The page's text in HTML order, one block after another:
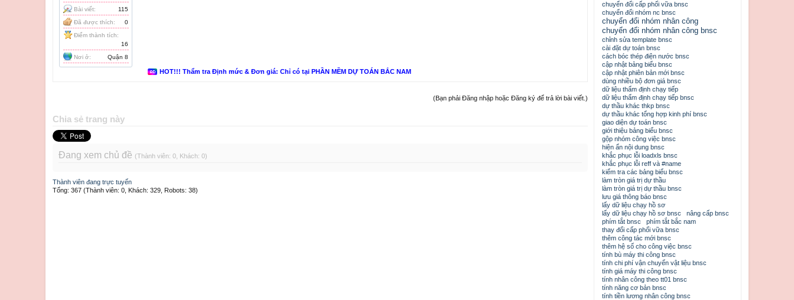
Bài viết:
115
Đã được thích:
0
Điểm thành tích:
16
Nơi ở:
Quận 8
HOT!!! Thẩm tra Định mức & Đơn giá: Chỉ có tại PHẦN MỀM DỰ TOÁN BẮC NAM
(Bạn phải Đăng nhập hoặc Đăng ký để trả lời bài viết.)
Chia sẻ trang này
Đang xem chủ đề (Thành viên: 0, Khách: 0)
Thành viên đang trực tuyến
Tổng: 367 (Thành viên: 0, Khách: 329, Robots: 38)
chuyển đổi cấp phối vữa bnsc
chuyển đổi nhóm nc bnsc
chuyển đổi nhóm nhân công
chuyển đổi nhóm nhân công bnsc
chỉnh sửa template bnsc
cài đặt dự toán bnsc
cách bóc thép điện nước bnsc
cập nhật bảng biểu bnsc
cập nhật phiên bản mới bnsc
dùng nhiều bộ đơn giá bnsc
dữ liệu thẩm định chạy tiếp
dữ liệu thẩm định chạy tiếp bnsc
dự thầu khác thkp bnsc
dự thầu khác tổng hợp kinh phí bnsc
giao diện dự toán bnsc
giới thiệu bảng biểu bnsc
gộp nhóm công việc bnsc
hiện ẩn nội dung bnsc
khắc phục lỗi loadxls bnsc
khắc phục lỗi reff và #name
kiểm tra các bảng biểu bnsc
làm tròn giá trị dự thầu
làm tròn giá trị dự thầu bnsc
lưu giá thông báo bnsc
lấy dữ liệu chạy hồ sơ
lấy dữ liệu chạy hồ sơ bnsc
nâng cấp bnsc
phím tắt bnsc
phím tắt bắc nam
thay đổi cấp phối vữa bnsc
thêm công tác mới bnsc
thêm hệ số cho công việc bnsc
tính bù máy thi công bnsc
tính chi phí vận chuyển vật liệu bnsc
tính giá máy thi công bnsc
tính nhân công theo tt01 bnsc
tính năng cơ bản bnsc
tính tiền lương nhân công bnsc